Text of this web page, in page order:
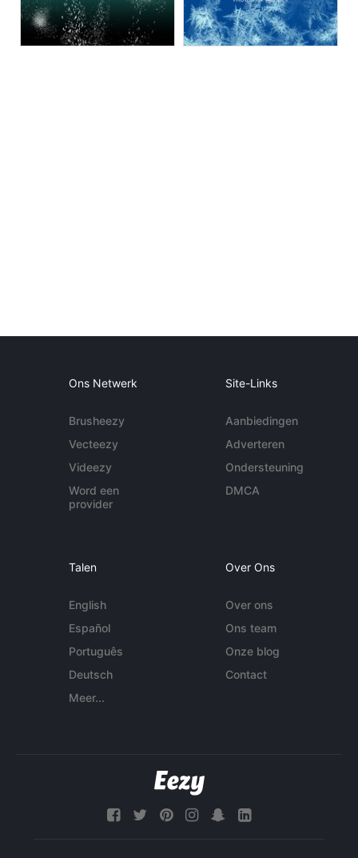
Ons Netwerk
Brusheezy
Vecteezy
Videezy
Word een
provider
Site-Links
Aanbiedingen
Adverteren
Ondersteuning
DMCA
Talen
English
Español
Português
Deutsch
Meer...
Over Ons
Over ons
Ons team
Onze blog
Contact